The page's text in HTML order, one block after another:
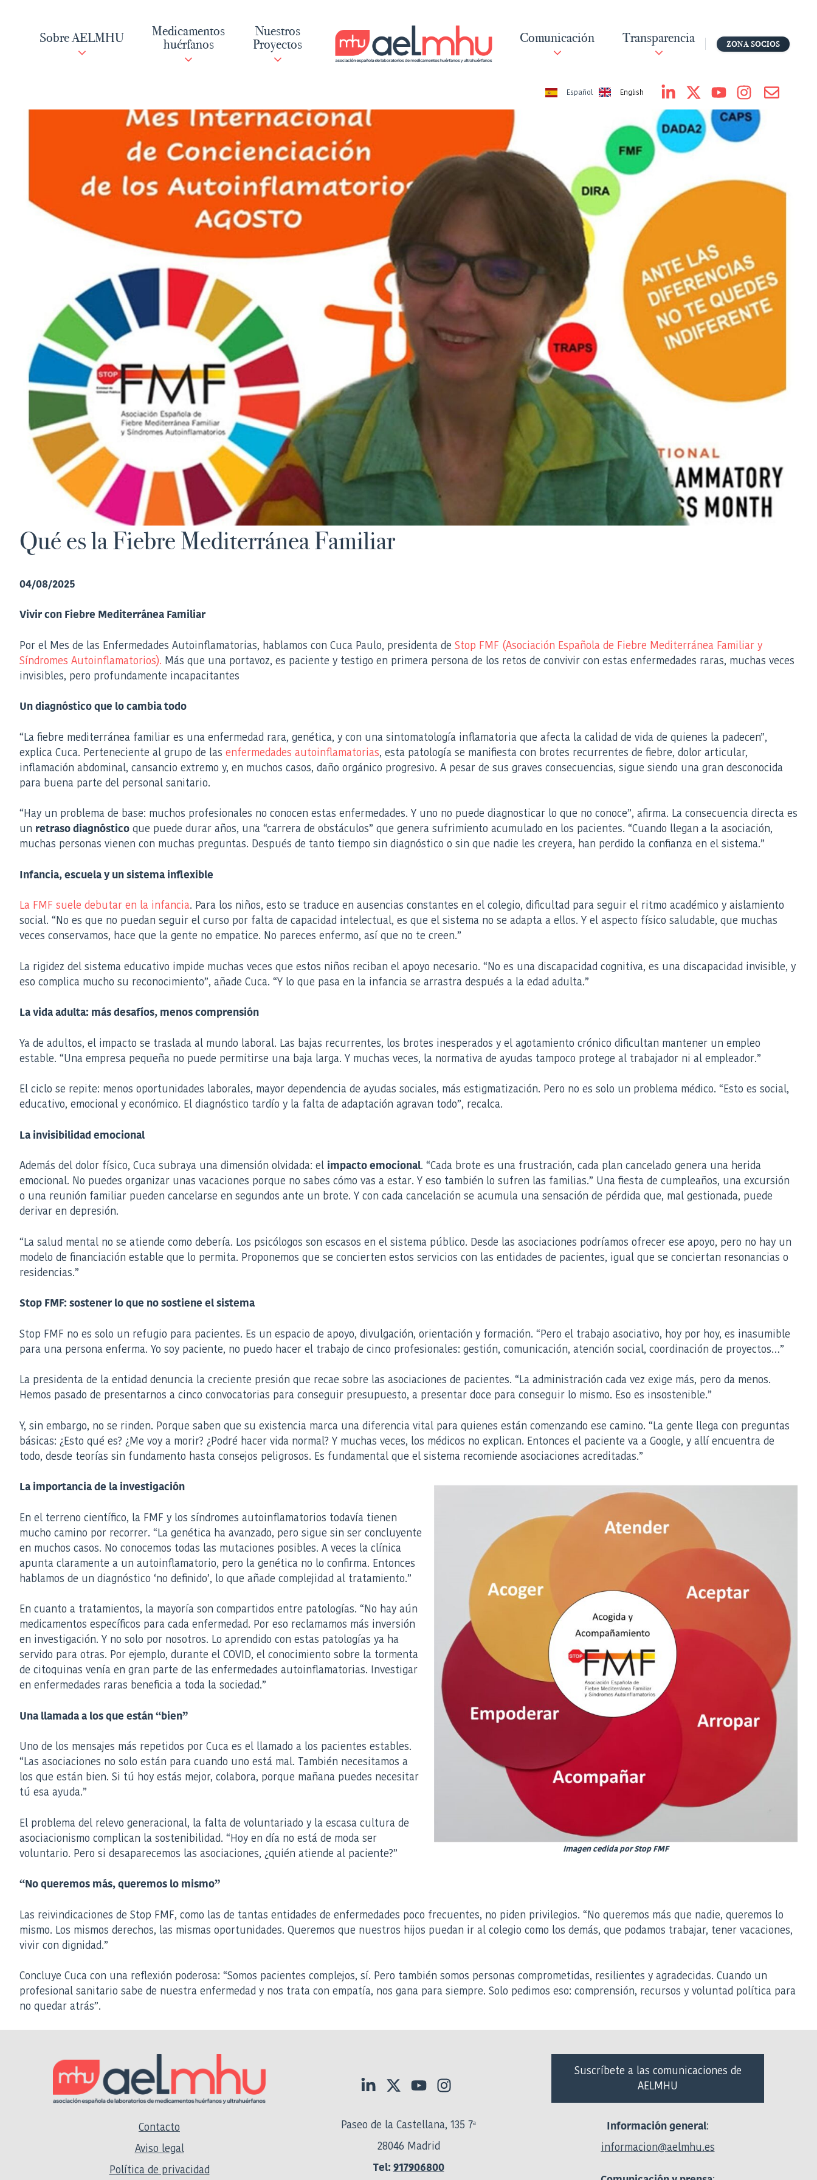
contenidoSobre AELMHU
Medicamentos
huérfanos
Nuestros
Proyectos
Comunicación Transparencia ZONA SOCIOS
Español English
Qué es la Fiebre Mediterránea Familiar
04/08/2025
Vivir con Fiebre Mediterránea Familiar
Por el Mes de las Enfermedades Autoinflamatorias, hablamos con Cuca Paulo, presidenta de Stop FMF (Asociación Española de Fiebre Mediterránea Familiar y
Síndromes Autoinflamatorios). Más que una portavoz, es paciente y testigo en primera persona de los retos de convivir con estas enfermedades raras, muchas veces
invisibles, pero profundamente incapacitantes
Un diagnóstico que lo cambia todo
“La fiebre mediterránea familiar es una enfermedad rara, genética, y con una sintomatología inflamatoria que afecta la calidad de vida de quienes la padecen”,
explica Cuca. Perteneciente al grupo de las enfermedades autoinflamatorias, esta patología se manifiesta con brotes recurrentes de fiebre, dolor articular,
inflamación abdominal, cansancio extremo y, en muchos casos, daño orgánico progresivo. A pesar de sus graves consecuencias, sigue siendo una gran desconocida
para buena parte del personal sanitario.
“Hay un problema de base: muchos profesionales no conocen estas enfermedades. Y uno no puede diagnosticar lo que no conoce”, afirma. La consecuencia directa es
un retraso diagnóstico que puede durar años, una “carrera de obstáculos” que genera sufrimiento acumulado en los pacientes. “Cuando llegan a la asociación,
muchas personas vienen con muchas preguntas. Después de tanto tiempo sin diagnóstico o sin que nadie les creyera, han perdido la confianza en el sistema.”
Infancia, escuela y un sistema inflexible
La FMF suele debutar en la infancia. Para los niños, esto se traduce en ausencias constantes en el colegio, dificultad para seguir el ritmo académico y aislamiento
social. “No es que no puedan seguir el curso por falta de capacidad intelectual, es que el sistema no se adapta a ellos. Y el aspecto físico saludable, que muchas
veces conservamos, hace que la gente no empatice. No pareces enfermo, así que no te creen.”
La rigidez del sistema educativo impide muchas veces que estos niños reciban el apoyo necesario. “No es una discapacidad cognitiva, es una discapacidad invisible, y
eso complica mucho su reconocimiento”, añade Cuca. “Y lo que pasa en la infancia se arrastra después a la edad adulta.”
La vida adulta: más desafíos, menos comprensión
Ya de adultos, el impacto se traslada al mundo laboral. Las bajas recurrentes, los brotes inesperados y el agotamiento crónico dificultan mantener un empleo
estable. “Una empresa pequeña no puede permitirse una baja larga. Y muchas veces, la normativa de ayudas tampoco protege al trabajador ni al empleador.”
El ciclo se repite: menos oportunidades laborales, mayor dependencia de ayudas sociales, más estigmatización. Pero no es solo un problema médico. “Esto es social,
educativo, emocional y económico. El diagnóstico tardío y la falta de adaptación agravan todo”, recalca.
La invisibilidad emocional
Además del dolor físico, Cuca subraya una dimensión olvidada: el impacto emocional. “Cada brote es una frustración, cada plan cancelado genera una herida
emocional. No puedes organizar unas vacaciones porque no sabes cómo vas a estar. Y eso también lo sufren las familias.” Una fiesta de cumpleaños, una excursión
o una reunión familiar pueden cancelarse en segundos ante un brote. Y con cada cancelación se acumula una sensación de pérdida que, mal gestionada, puede
derivar en depresión.
“La salud mental no se atiende como debería. Los psicólogos son escasos en el sistema público. Desde las asociaciones podríamos ofrecer ese apoyo, pero no hay un
modelo de financiación estable que lo permita. Proponemos que se concierten estos servicios con las entidades de pacientes, igual que se conciertan resonancias o
residencias.”
Stop FMF: sostener lo que no sostiene el sistema
Stop FMF no es solo un refugio para pacientes. Es un espacio de apoyo, divulgación, orientación y formación. “Pero el trabajo asociativo, hoy por hoy, es inasumible
para una persona enferma. Yo soy paciente, no puedo hacer el trabajo de cinco profesionales: gestión, comunicación, atención social, coordinación de proyectos…”
La presidenta de la entidad denuncia la creciente presión que recae sobre las asociaciones de pacientes. “La administración cada vez exige más, pero da menos.
Hemos pasado de presentarnos a cinco convocatorias para conseguir presupuesto, a presentar doce para conseguir lo mismo. Eso es insostenible.”
Y, sin embargo, no se rinden. Porque saben que su existencia marca una diferencia vital para quienes están comenzando ese camino. “La gente llega con preguntas
básicas: ¿Esto qué es? ¿Me voy a morir? ¿Podré hacer vida normal? Y muchas veces, los médicos no explican. Entonces el paciente va a Google, y allí encuentra de
todo, desde teorías sin fundamento hasta consejos peligrosos. Es fundamental que el sistema recomiende asociaciones acreditadas.”
Imagen cedida por Stop FMF
La importancia de la investigación
En el terreno científico, la FMF y los síndromes autoinflamatorios todavía tienen
mucho camino por recorrer. “La genética ha avanzado, pero sigue sin ser concluyente
en muchos casos. No conocemos todas las mutaciones posibles. A veces la clínica
apunta claramente a un autoinflamatorio, pero la genética no lo confirma. Entonces
hablamos de un diagnóstico ‘no definido’, lo que añade complejidad al tratamiento.”
En cuanto a tratamientos, la mayoría son compartidos entre patologías. “No hay aún
medicamentos específicos para cada enfermedad. Por eso reclamamos más inversión
en investigación. Y no solo por nosotros. Lo aprendido con estas patologías ya ha
servido para otras. Por ejemplo, durante el COVID, el conocimiento sobre la tormenta
de citoquinas venía en gran parte de las enfermedades autoinflamatorias. Investigar
en enfermedades raras beneficia a toda la sociedad.”
Una llamada a los que están “bien”
Uno de los mensajes más repetidos por Cuca es el llamado a los pacientes estables.
“Las asociaciones no solo están para cuando uno está mal. También necesitamos a
los que están bien. Si tú hoy estás mejor, colabora, porque mañana puedes necesitar
tú esa ayuda.”
El problema del relevo generacional, la falta de voluntariado y la escasa cultura de
asociacionismo complican la sostenibilidad. “Hoy en día no está de moda ser
voluntario. Pero si desaparecemos las asociaciones, ¿quién atiende al paciente?”
“No queremos más, queremos lo mismo”
Las reivindicaciones de Stop FMF, como las de tantas entidades de enfermedades poco frecuentes, no piden privilegios. “No queremos más que nadie, queremos lo
mismo. Los mismos derechos, las mismas oportunidades. Queremos que nuestros hijos puedan ir al colegio como los demás, que podamos trabajar, tener vacaciones,
vivir con dignidad.”
Concluye Cuca con una reflexión poderosa: “Somos pacientes complejos, sí. Pero también somos personas comprometidas, resilientes y agradecidas. Cuando un
profesional sanitario sabe de nuestra enfermedad y nos trata con empatía, nos gana para siempre. Solo pedimos eso: comprensión, recursos y voluntad política para
no quedar atrás”.
Contacto
Aviso legal
Política de privacidad
Paseo de la Castellana, 135 7ª
28046 Madrid
Tel:917906800
Suscríbete a las comunicaciones de
AELMHU
Información general:
informacion@aelmhu.es